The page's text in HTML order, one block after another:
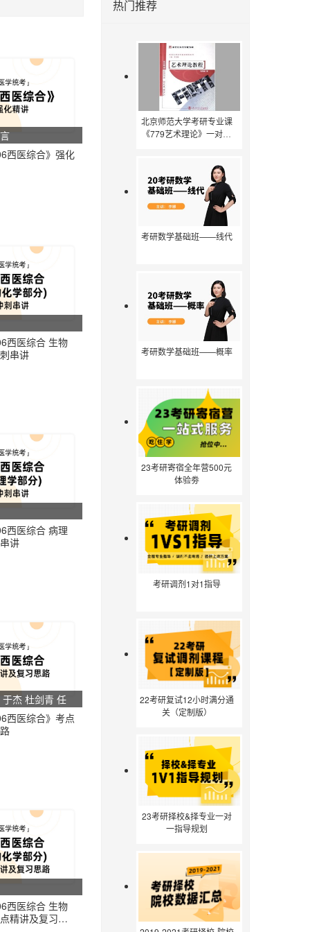
西医综合》强化
西医综合 生物
串讲
西医综合 病理
讲
杰 杜剑青 任
西医综合》考点
西医综合 生物
精讲及复习思
热门推荐
北京师范大学考研专业课
《779艺术理论》一对一
考研数学基础班——线代
考研数学基础班——概率
23考研寄宿全年营500元
体验劵
考研调剂1对1指导
22考研复试12小时满分通
关（定制版）
23考研择校&择专业一对
一指导规划